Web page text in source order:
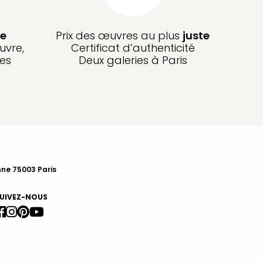
Prix des œuvres au plus juste
Certificat d’authenticité
Deux galeries à Paris
75003 Paris
NOUS